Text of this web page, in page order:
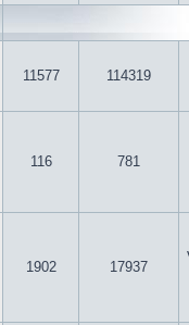
11577 114319
116 781
1902 17937